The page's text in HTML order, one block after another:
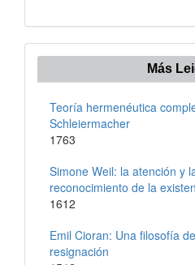
Más
Teoría hermenéutica
Schleiermacher
1763
Simone Weil: la atención y
reconocimiento de la
1612
Emil Cioran: Una filosofía
resignación